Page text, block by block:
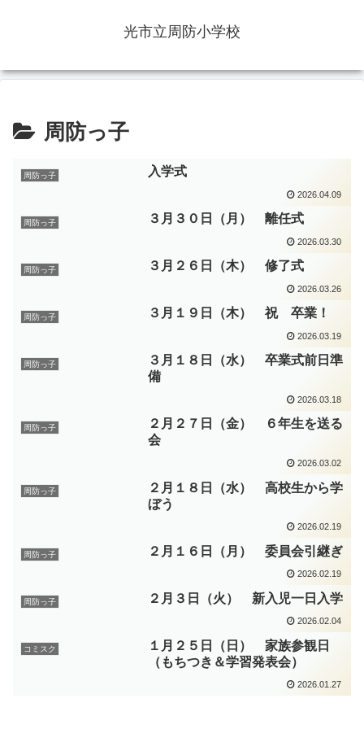
光市立周防小学校
周防っ子
周防っ子 入学式
2026.04.09
周防っ子 ３月３０日（月） 離任式
2026.03.30
周防っ子 ３月２６日（木） 修了式
2026.03.26
周防っ子 ３月１９日（木） 祝 卒業！
2026.03.19
周防っ子
３月１８日（水） 卒業式前日準
備
2026.03.18
周防っ子
２月２７日（金） ６年生を送る
会
2026.03.02
周防っ子
２月１８日（水） 高校生から学
ぼう
2026.02.19
周防っ子 ２月１６日（月） 委員会引継ぎ
2026.02.19
周防っ子 ２月３日（火） 新入児一日入学
2026.02.04
コミスク
１月２５日（日） 家族参観日
（もちつき＆学習発表会）
2026.01.27